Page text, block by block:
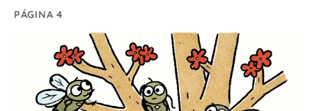
PÁGINA 4